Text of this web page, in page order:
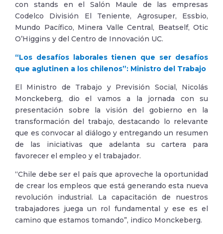
con stands en el Salón Maule de las empresas
Codelco División El Teniente, Agrosuper, Essbio,
Mundo Pacífico, Minera Valle Central, Beatself, Otic
O’Higgins y del Centro de Innovación UC.
“Los desafíos laborales tienen que ser desafíos
que aglutinen a los chilenos”: Ministro del Trabajo
El Ministro de Trabajo y Previsión Social, Nicolás
Monckeberg, dio el vamos a la jornada con su
presentación sobre la visión del gobierno en la
transformación del trabajo, destacando lo relevante
que es convocar al diálogo y entregando un resumen
de las iniciativas que adelanta su cartera para
favorecer el empleo y el trabajador.
“Chile debe ser el país que aproveche la oportunidad
de crear los empleos que está generando esta nueva
revolución industrial. La capacitación de nuestros
trabajadores juega un rol fundamental y ese es el
camino que estamos tomando”, indico Monckeberg.